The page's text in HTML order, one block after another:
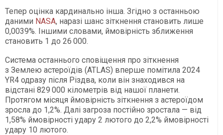
Тепер оцінка кардинально інша. Згідно з останньою
даними NASA, наразі шанс зіткнення становить лише
0,0039%. Іншими словами, ймовірність зближення
становить 1 до 26 000.
Система останнього сповіщення про зіткнення
з Землею астероїдів (ATLAS) вперше помітила 2024
YR4 одразу після Різдва, коли він знаходився на
відстані 829 000 кілометрів від нашої планети.
Протягом місяця ймовірність зіткнення з астероїдом
зросла до 1,2%. Далі загроза постійно зростала — від
1,58% ймовірності удару 2 лютого до 2,2% ймовірності
удару 10 лютого.